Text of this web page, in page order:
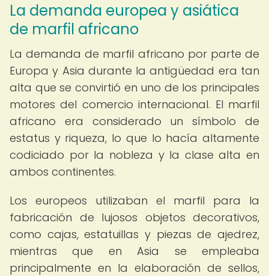
La demanda europea y asiática
de marfil africano
La demanda de marfil africano por parte de
Europa y Asia durante la antigüedad era tan
alta que se convirtió en uno de los principales
motores del comercio internacional. El marfil
africano era considerado un símbolo de
estatus y riqueza, lo que lo hacía altamente
codiciado por la nobleza y la clase alta en
ambos continentes.
Los europeos utilizaban el marfil para la
fabricación de lujosos objetos decorativos,
como cajas, estatuillas y piezas de ajedrez,
mientras que en Asia se empleaba
principalmente en la elaboración de sellos,